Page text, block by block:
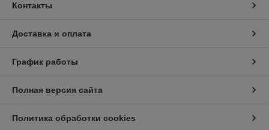
Контакты
Доставка и оплата
График работы
Полная версия сайта
Политика обработки cookies